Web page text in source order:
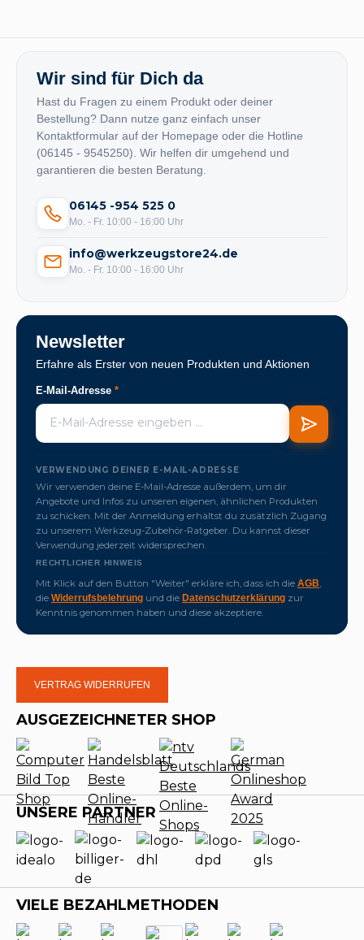
Wir sind für Dich da
Hast du Fragen zu einem Produkt oder deiner
Bestellung? Dann nutze ganz einfach unser
Kontaktformular auf der Homepage oder die Hotline
(06145 - 9545250). Wir helfen dir umgehend und
garantieren die besten Beratung.
06145 -954 525 0
Mo. - Fr. 10:00 - 16:00 Uhr
info@werkzeugstore24.de
Mo. - Fr. 10:00 - 16:00 Uhr
Newsletter
Erfahre als Erster von neuen Produkten und Aktionen
E-Mail-Adresse *
VERWENDUNG DEINER E-MAIL-ADRESSE
Wir verwenden deine E-Mail-Adresse außerdem, um dir
Angebote und Infos zu unseren eigenen, ähnlichen Produkten
zu schicken. Mit der Anmeldung erhältst du zusätzlich Zugang
zu unserem Werkzeug-Zubehör-Ratgeber. Du kannst dieser
Verwendung jederzeit widersprechen.
RECHTLICHER HINWEIS
Mit Klick auf den Button "Weiter" erkläre ich, dass ich die AGB
die Widerrufsbelehrung und die Datenschutzerklärung zur
Kenntnis genommen haben und diese akzeptiere.
VERTRAG WIDERRUFEN
AUSGEZEICHNETER SHOP
UNSERE PARTNER
VIELE BEZAHLMETHODEN